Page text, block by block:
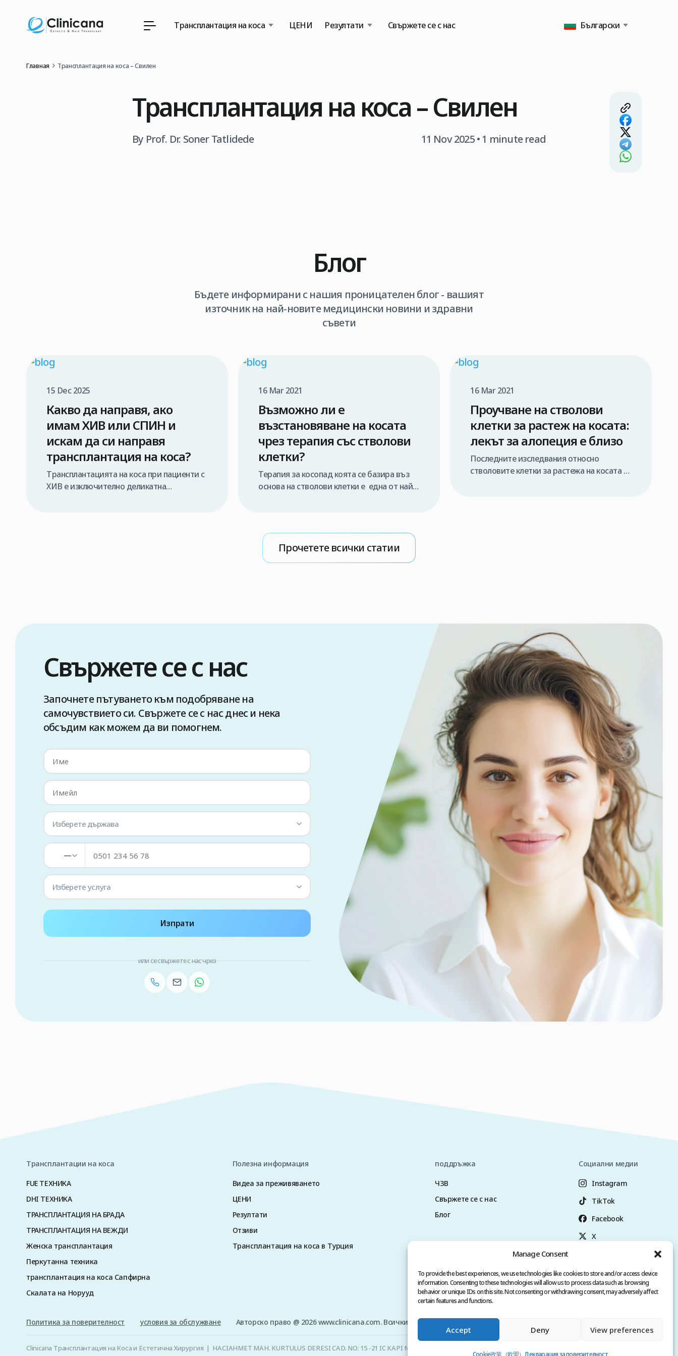
Manage Consent
To provide the best experiences, we use technologies like cookies to store and/or access device
information. Consenting to these technologies will allow us to process data such as browsing
behavior or unique IDs on this site. Not consenting or withdrawing consent, may adversely affect
certain features and functions.
Accept Deny View preferences
Cookie政策（欧盟） Декларация за поверителност
Трансплантация на коса ЦЕНИ Резултати Свържете се с нас Български
Главная Трансплантация на коса – Свилен
Трансплантация на коса – Свилен
By Prof. Dr. Soner Tatlidede 11 Nov 2025• 1 minute read
Блог
Бъдете информирани с нашия проницателен блог - вашият
източник на най-новите медицински новини и здравни
съвети
15 Dec 2025
Какво да направя, ако
имам ХИВ или СПИН и
искам да си направя
трансплантация на коса?
Трансплантацията на коса при пациенти с
ХИВ е изключително деликатна
16 Mar 2021
Възможно ли е
възстановяване на косата
чрез терапия със стволови
клетки?
Терапия за косопад коята се базира въз
основа на стволови клетки е една от най-
регенериране на косата и стимулиране на
растежа ѝ. Терапията със стволови
клетки на косата е една от най-
16 Mar 2021
Проучване на стволови
клетки за растеж на косата:
лекът за алопеция е близо
Последните изследвания относно
стволовите клетки за растежа на косата се
Прочетете всички статии
Свържете се с нас
Започнете пътуването към подобряване на
самочувствието си. Свържете се с нас днес и нека
обсъдим как можем да ви помогнем.
Изберете държава
—
Изберете услуга
Изпрати
или се свържете с нас чрез
Трансплантации на коса
FUE ТЕХНИКА
DHI ТЕХНИКА
ТРАНСПЛАНТАЦИЯ НА БРАДА
ТРАНСПЛАНТАЦИЯ НА ВЕЖДИ
Женска трансплантация
Перкутанна техника
трансплантация на коса Сапфирна
Скалата на Норууд
Полезна информация
Видеа за преживяването
ЦЕНИ
Резултати
Отзиви
Трансплантация на коса в Турция
поддръжка
ЧЗВ
Свържете се с нас
Блог
Социални медии
Instagram
TikTok
Facebook
X
+90 (545) 357 3449
Политика за поверителност условия за обслужване Авторско право @ 2026 www.clinicana.com. Всички права запазени.
Clinicana Трансплантация на Коса и Естетична Хирургия | HACIAHMET MAH. KURTULUS DERESI CAD. NO: 15 -21 IC KAPI NO: 94 BEYOGLU/ ISTANBUL |